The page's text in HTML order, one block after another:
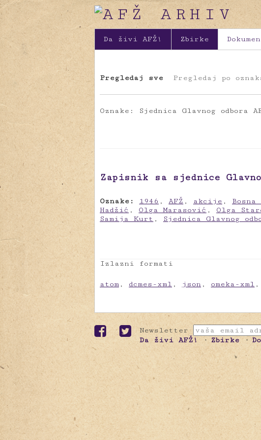
Da živi AFŽ! Zbirke
Pregledaj sve Pregledaj po
Oznake: Sjednica Glavnog odbora
Zapisnik sa sjednice
Oznake: 1946 , AFŽ , akcije ,
Hadžić , Olga Marasović , Olga
Samija Kurt , Sjednica Glavnog
Izlazni formati
atom , dcmes-xml , json , omeka-xml ,
Newsletter
Da živi AFŽ!
Zbirke